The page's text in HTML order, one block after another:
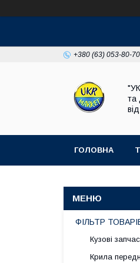
+380 (63) 053-80-70
та
ГОЛОВНА
ФІЛЬТР
Кузові
Крила